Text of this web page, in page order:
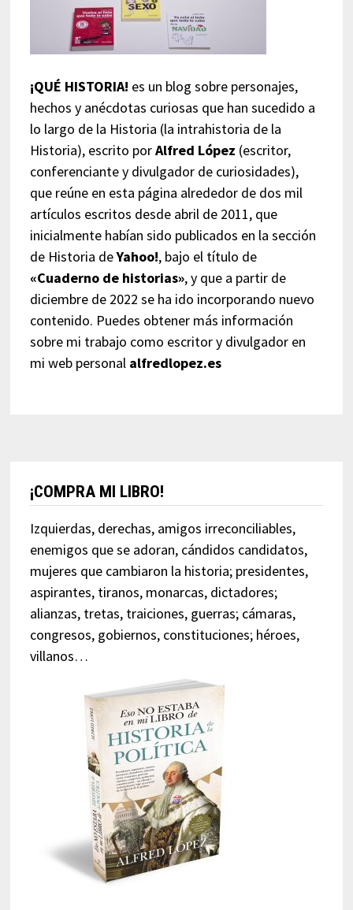
¡QUÉ HISTORIA! es un blog sobre personajes,
hechos y anécdotas curiosas que han sucedido a
lo largo de la Historia (la intrahistoria de la
Historia), escrito porAlfred López (escritor,
conferenciante y divulgador de curiosidades),
que reúne en esta página alrededor de dos mil
artículos escritos desde abril de 2011, que
inicialmente habían sido publicados en la sección
de Historia deYahoo!, bajo el título de
«Cuaderno de historias», y que a partir de
diciembre de 2022 se ha ido incorporando nuevo
contenido. Puedes obtener más información
sobre mi trabajo como escritor y divulgador en
mi web personal alfredlopez.es
¡COMPRA MI LIBRO!
Izquierdas, derechas, amigos irreconciliables,
enemigos que se adoran, cándidos candidatos,
mujeres que cambiaron la historia; presidentes,
aspirantes, tiranos, monarcas, dictadores;
alianzas, tretas, traiciones, guerras; cámaras,
congresos, gobiernos, constituciones; héroes,
villanos…